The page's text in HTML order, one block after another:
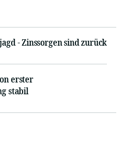
- Zinssorgen sind zurück
erster
stabil